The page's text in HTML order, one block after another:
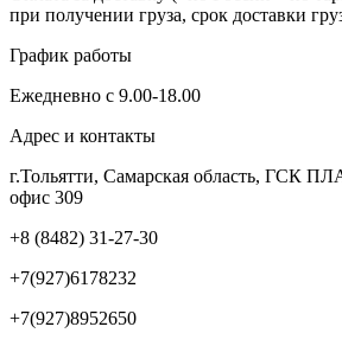
при получении груза, срок доставки
График работы
Ежедневно с 9.00-18.00
Адрес и контакты
г.Тольятти, Самарская область, ГСК
офис 309
+8 (8482) 31-27-30
+7(927)6178232
+7(927)8952650